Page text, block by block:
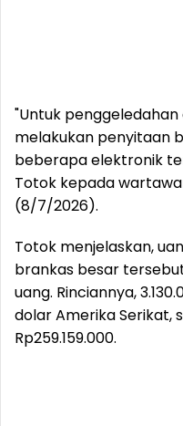
"Untuk penggeledahan
melakukan penyitaan
beberapa elektronik
Totok kepada
(8/7/2026).
Totok menjelaskan,
brankas besar
uang. Rinciannya,
dolar Amerika Serikat,
Rp259.159.000.